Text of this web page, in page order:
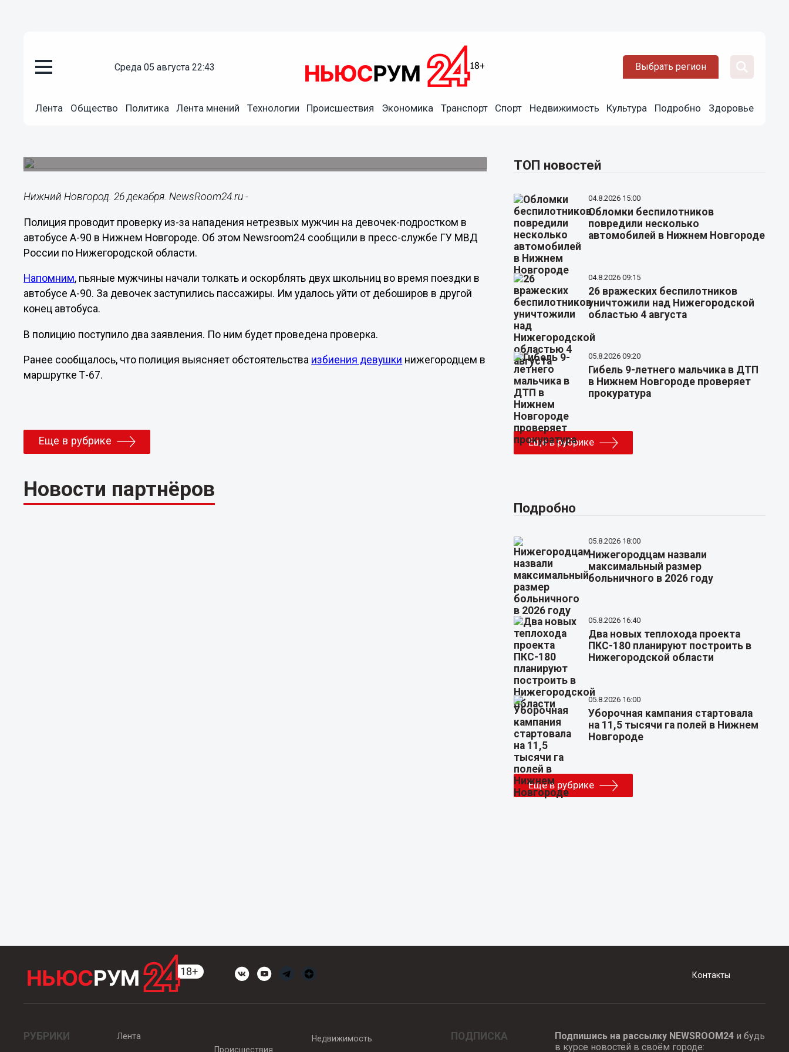
среда 05 августа 22:43 Выбрать регион
Лента Общество Политика Лента мнений Технологии Происшествия Экономика Транспорт Спорт Недвижимость Культура Подробно Здоровье
Полиция проверяет нападение на девочек-подростков в
Нижний Новгород. 26 декабря. NewsRoom24.ru -
Полиция проводит проверку из-за нападения нетрезвых мужчин на девочек-подростком в
автобусе А-90 в Нижнем Новгороде. Об этом Newsroom24 сообщили в пресс-службе ГУ МВД
России по Нижегородской области.
Напомним, пьяные мужчины начали толкать и оскорблять двух школьниц во время поездки в
автобусе А-90. За девочек заступились пассажиры. Им удалось уйти от дебоширов в другой
конец автобуса.
В полицию поступило два заявления. По ним будет проведена проверка.
Ранее сообщалось, что полиция выясняет обстоятельства избиения девушки нижегородцем в
маршрутке Т-67.
Еще в рубрике
Новости партнёров
ТОП новостей
04.8.2026 15:00
Обломки беспилотников
повредили несколько
автомобилей в Нижнем Новгороде
04.8.2026 09:15
26 вражеских беспилотников
уничтожили над Нижегородской
областью 4 августа
05.8.2026 09:20
Гибель 9-летнего мальчика в ДТП
в Нижнем Новгороде проверяет
прокуратура
Еще в рубрике
Подробно
05.8.2026 18:00
Нижегородцам назвали
максимальный размер
больничного в 2026 году
05.8.2026 16:40
Два новых теплохода проекта
ПКС-180 планируют построить в
Нижегородской области
05.8.2026 16:00
Уборочная кампания стартовала
на 11,5 тысячи га полей в Нижнем
Новгороде
Еще в рубрике
Контакты
РУБРИКИ
Лента
Происшествия
Недвижимость ПОДПИСКА Подпишись на рассылку NEWSROOM24и будь
в курсе новостей в своём городе: